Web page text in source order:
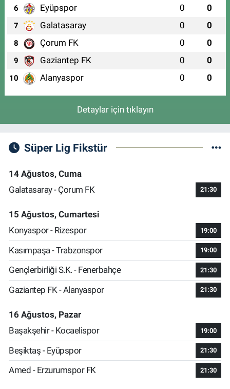
6 Eyüpspor 0 0
7 Galatasaray 0 0
8 Çorum FK 0 0
9 Gaziantep FK 0 0
10 Alanyaspor 0 0
Detaylar için tıklayın
Süper Lig Fikstür
14 Ağustos, Cuma
Galatasaray - Çorum FK
21:30
15 Ağustos, Cumartesi
Konyaspor - Rizespor
19:00
Kasımpaşa - Trabzonspor 19:00
Gençlerbirliği S.K. - Fenerbahçe 21:30
Gaziantep FK - Alanyaspor 21:30
16 Ağustos, Pazar
Başakşehir - Kocaelispor
19:00
Beşiktaş - Eyüpspor 21:30
Amed - Erzurumspor FK 21:30